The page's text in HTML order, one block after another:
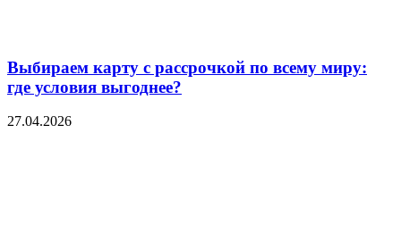
Выбираем карту с рассрочкой по всему миру:
где условия выгоднее?
27.04.2026